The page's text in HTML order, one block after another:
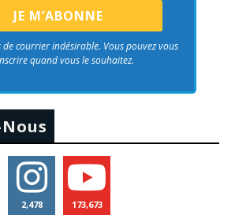
de courrier indésirable. Vous pouvez vous
quand vous le souhaitez.
2,478 173,673